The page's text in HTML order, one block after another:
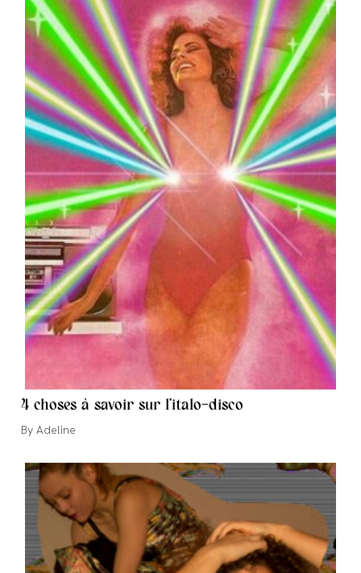
4 choses à savoir sur l’italo-disco
Auteur/autrice
la
publication :
Adeline